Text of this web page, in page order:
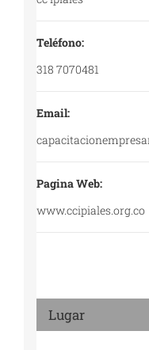
Teléfono:
318 7070481
Email:
Pagina Web:
www.ccipiales.org.co
Lugar